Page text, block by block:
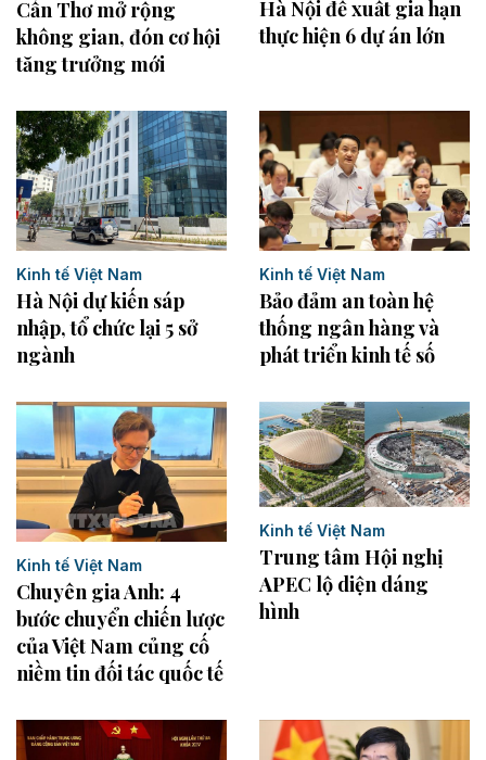
Cần Thơ mở rộng
không gian, đón cơ hội
tăng trưởng mới
Hà Nội đề xuất gia hạn
thực hiện 6 dự án lớn
Kinh tế Việt Nam
Hà Nội dự kiến sáp
nhập, tổ chức lại 5 sở
ngành
Kinh tế Việt Nam
Bảo đảm an toàn hệ
thống ngân hàng và
phát triển kinh tế số
Kinh tế Việt Nam
Chuyên gia Anh: 4
bước chuyển chiến lược
của Việt Nam củng cố
niềm tin đối tác quốc tế
Kinh tế Việt Nam
Trung tâm Hội nghị
APEC lộ diện dáng
hình